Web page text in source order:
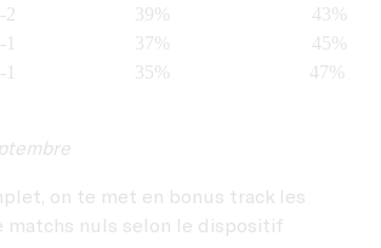
2
39%
43%
1
37%
45%
1
35% 47%
on te met en bonus track les
matchs nuls selon le dispositif